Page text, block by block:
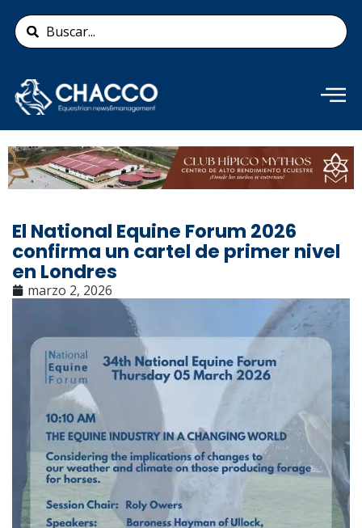
contenido
Search
...
Añade aquí tu texto de
cabecera
El National Equine Forum 2026
confirma un cartel de primer nivel
en Londres
marzo 2, 2026